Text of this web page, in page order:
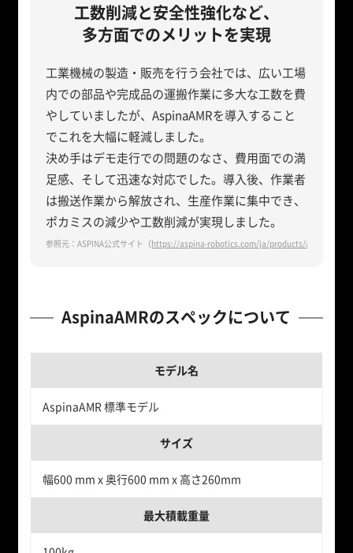
工数削減と安全性強化など、
多方面でのメリットを実現
工業機械の製造・販売を行う会社では、広い工場
内での部品や完成品の運搬作業に多大な工数を費
やしていましたが、AspinaAMRを導入すること
でこれを大幅に軽減しました。
決め手はデモ走行での問題のなさ、費用面での満
足感、そして迅速な対応でした。導入後、作業者
は搬送作業から解放され、生産作業に集中でき、
ポカミスの減少や工数削減が実現しました。
参照元：ASPINA公式サイト（https://aspina-robotics.com/ja/products/amr/
AspinaAMRのスペックについて
モデル名
AspinaAMR 標準モデル
サイズ
幅600 mm x 奥行600 mm x 高さ260mm
最大積載重量